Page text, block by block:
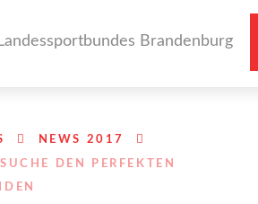
NEWS 2017
DEN PERFEKTEN